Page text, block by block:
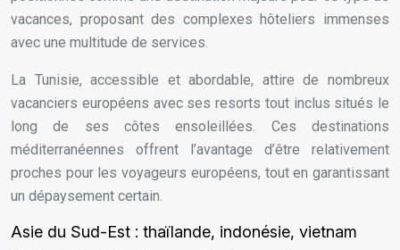
vacances, proposant des complexes hôteliers immenses
avec une multitude de services.
La Tunisie, accessible et abordable, attire de nombreux
vacanciers européens avec ses resorts tout inclus situés le
long de ses côtes ensoleillées. Ces destinations
méditerranéennes offrent l’avantage d’être relativement
proches pour les voyageurs européens, tout en garantissant
un dépaysement certain.
Asie du Sud-Est : thaïlande, indonésie, vietnam